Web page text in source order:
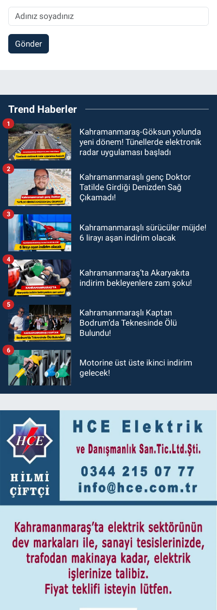
Gönder
Trend Haberler
Kahramanmaraş-Göksun yolunda
yeni dönem! Tünellerde elektronik
radar uygulaması başladı
1
Kahramanmaraşlı genç Doktor
Tatilde Girdiği Denizden Sağ
Çıkamadı!
2
Kahramanmaraşlı sürücüler müjde!
6 lirayı aşan indirim olacak
3
Kahramanmaraş’ta Akaryakıta
indirim bekleyenlere zam şoku!
4
Kahramanmaraşlı Kaptan
Bodrum’da Teknesinde Ölü
Bulundu!
5
Motorine üst üste ikinci indirim
gelecek!
6